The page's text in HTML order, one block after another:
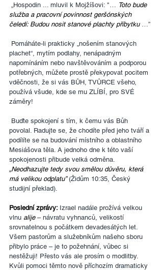
„Hospodin ... mluvil k Mojžíšovi: "…
Toto bude
služba a pracovní povinnost geršónských
čeledí: Budou nosit stanové plachty příbytku
…”
plachet“, mytím podlahy, nenápadným
napomínáním nebo navštěvováním a podporou
potřebných, můžete prostě překypovat pocitem
vděčnosti, že si vás BŮH, TVŮRCE všeho,
používá všude, kde se mu ZLÍBÍ, pro SVÉ
záměry!
povolal. Radujte se, že chodíte před jeho tváří a
podílíte se na budování místního a oblastního
Mesiášova těla. A jednoho dne k této vaší
spokojenosti přibude velká odměna.
„Neodhazujte tedy svou smělou důvěru, která
má velikou odplatu” (Židům 10:35, Český
studijní překlad).
Poslední zprávy: Izrael nadále prožívá velkou
vlnu alije – návratu vyhnanců, velikostí
srovnatelnou s počátkem devadesátých let.
Všem pastorům a služebníkům našeho sboru
přibylo práce – je to požehnání, vůbec si
nestěžuji! Přesto vás ale prosím o modlitby.
Kvůli pomoci těmto nově příchozím dramaticky